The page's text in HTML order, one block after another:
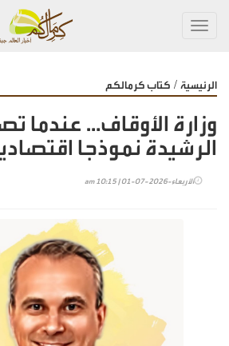
الرئيسية / كتاب كرمالكم
وزارة الأوقاف… عندما
الرشيدة نموذجا
الأربعاء-2026-07-01 | 10:15 am